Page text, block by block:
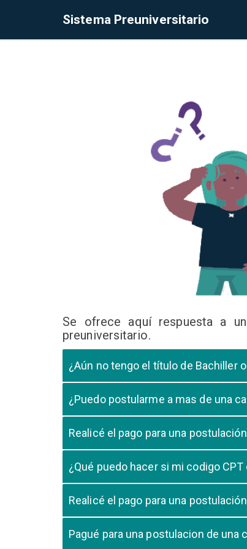
Sistema Preuniversitario
Se ofrece aquí respuesta a
preuniversitario.
¿Aún no tengo el título de Bachiller
cursando el ultimo año.
¿Puedo postularme a mas de una
Realicé el pago para una
pago, debe comunicarse con su unidad
¿Qué puedo hacer si mi codigo
su postulación.
Realicé el pago para una
Pagué para una postulacion de una